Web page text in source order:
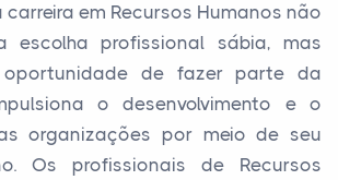
carreira em Recursos Humanos não
escolha profissional sábia, mas
de fazer parte da
o desenvolvimento e o
organizações por meio de seu
Os profissionais de Recursos